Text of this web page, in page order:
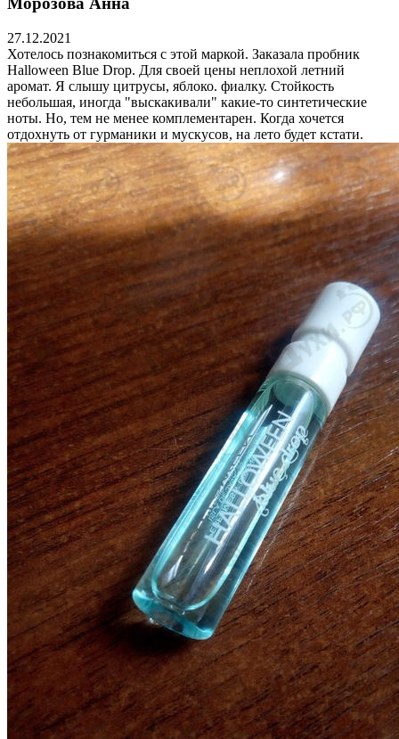
27.12.2021
Хотелось познакомиться с этой маркой. Заказала пробник
Halloween Blue Drop. Для своей цены неплохой летний
аромат. Я слышу цитрусы, яблоко. фиалку. Стойкость
небольшая, иногда "выскакивали" какие-то синтетические
ноты. Но, тем не менее комплементарен. Когда хочется
отдохнуть от гурманики и мускусов, на лето будет кстати.